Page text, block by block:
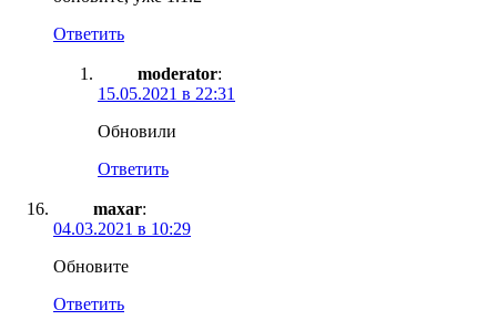
Ответить
moderator:
15.05.2021 в 22:31
Обновили
Ответить
maxar:
04.03.2021 в 10:29
Обновите
Ответить